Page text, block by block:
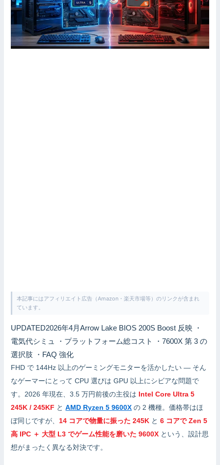
本記事にはアフィリエイト広告（Amazon・楽天市場等）のリンクが含まれ
ています。
UPDATED2026年4月Arrow Lake BIOS 200S Boost 反映 ・
電気代シミュ ・プラットフォーム総コスト ・7600X 第 3 の
選択肢 ・FAQ 強化
FHD で 144Hz 以上のゲーミングモニターを活かしたい — そん
なゲーマーにとって CPU 選びは GPU 以上にシビアな問題で
す。2026 年現在、3.5 万円前後の主役は Intel Core Ultra 5
245K / 245KF とAMD Ryzen 5 9600X の 2 機種。価格帯はほ
ぼ同じですが、 14 コアで物量に振った 245K と6 コアで Zen 5
高 IPC ＋ 大型 L3 でゲーム性能を磨いた 9600X という、設計思
想がまったく異なる対決です。